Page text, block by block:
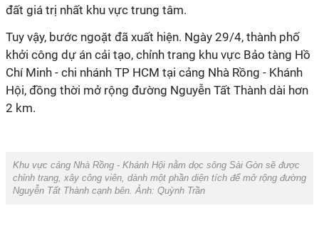
đất giá trị nhất khu vực trung tâm.
Tuy vậy, bước ngoặt đã xuất hiện. Ngày 29/4, thành phố
khởi công dự án cải tạo, chỉnh trang khu vực Bảo tàng Hồ
Chí Minh - chi nhánh TP HCM tại cảng Nhà Rồng - Khánh
Hội, đồng thời mở rộng đường Nguyễn Tất Thành dài hơn
2 km.
Khu vực cảng Nhà Rồng - Khánh Hội nằm dọc sông Sài Gòn sẽ được
chỉnh trang, xây công viên, dành một phần diện tích để mở rộng đường
Nguyễn Tất Thành cạnh bên. Ảnh: Quỳnh Trần